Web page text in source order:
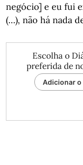
negócio] e eu fui
(…), não há nada
Escolha o
preferida de
Adicionar o